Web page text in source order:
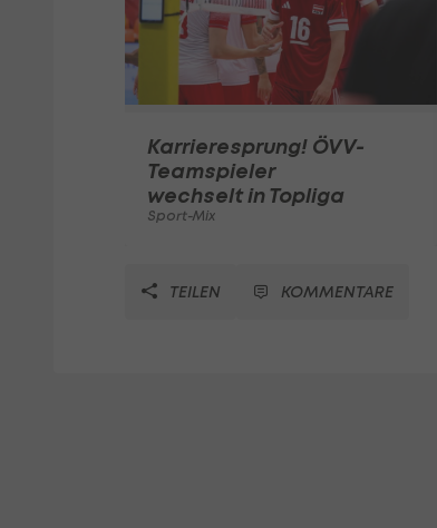
Karrieresprung! ÖVV-
Teamspieler
wechselt in Topliga
Sport-Mix
TEILEN KOMMENTARE